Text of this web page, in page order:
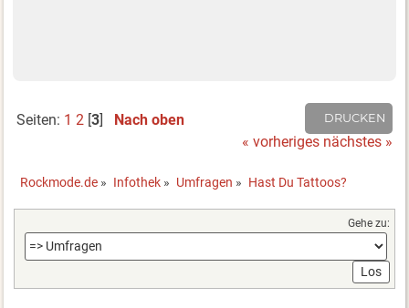
DRUCKEN
Seiten: 1 2 [3] Nach oben
« vorheriges nächstes »
Rockmode.de » Infothek » Umfragen » Hast Du Tattoos?
Gehe zu: